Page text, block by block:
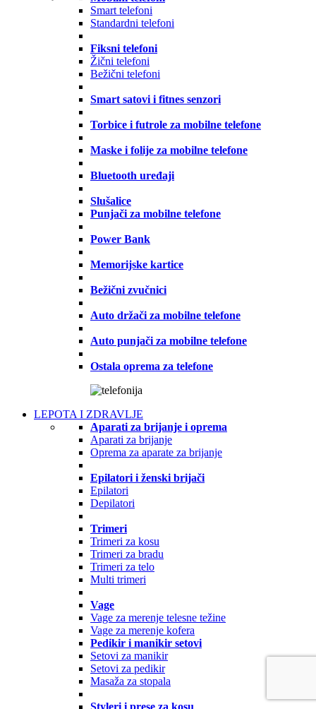
Smart telefoni
Standardni telefoni
Fiksni telefoni
Žični telefoni
Bežični telefoni
Smart satovi i fitnes senzori
Torbice i futrole za mobilne telefone
Maske i folije za mobilne telefone
Bluetooth uređaji
Slušalice
Punjači za mobilne telefone
Power Bank
Memorijske kartice
Bežični zvučnici
Auto držači za mobilne telefone
Auto punjači za mobilne telefone
Ostala oprema za telefone
LEPOTA I ZDRAVLJE
Aparati za brijanje i oprema
Aparati za brijanje
Oprema za aparate za brijanje
Epilatori i ženski brijači
Epilatori
Depilatori
Trimeri
Trimeri za kosu
Trimeri za bradu
Trimeri za telo
Multi trimeri
Vage
Vage za merenje telesne težine
Vage za merenje kofera
Pedikir i manikir setovi
Setovi za manikir
Setovi za pedikir
Masaža za stopala
Styleri i prese za kosu